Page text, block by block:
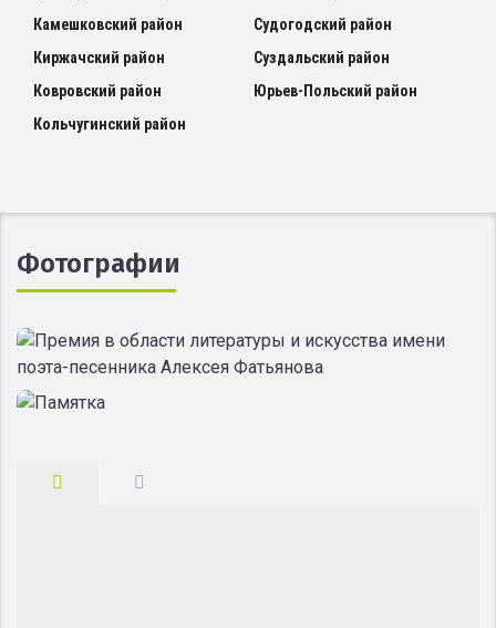
Камешковский район
Киржачский район
Ковровский район
Кольчугинский район
Судогодский район
Суздальский район
Юрьев-Польский район
Фотографии